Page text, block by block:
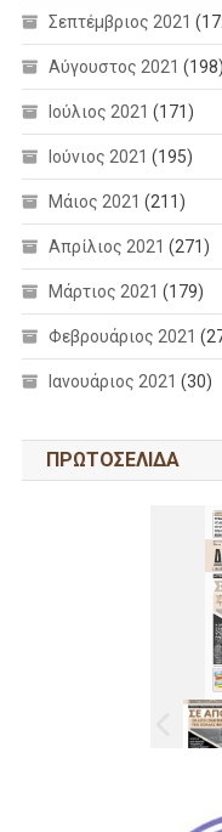
Σεπτέμβριος 2021
Αύγουστος 2021 (198)
Ιούλιος 2021 (171)
Ιούνιος 2021 (195)
Μάιος 2021 (211)
Απρίλιος 2021 (271)
Μάρτιος 2021 (179)
Φεβρουάριος 2021
Ιανουάριος 2021 (30)
ΠΡΩΤΟΣΕΛΙΔΑ